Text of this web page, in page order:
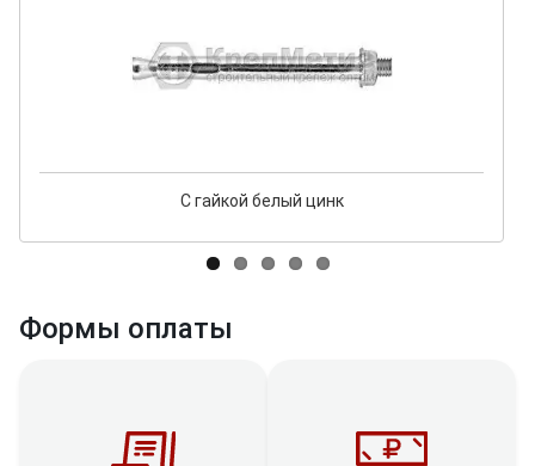
С гайкой белый цинк
Формы оплаты